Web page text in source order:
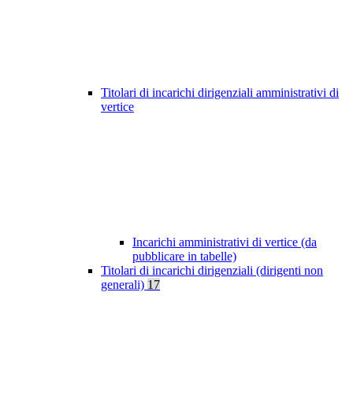
Titolari di incarichi dirigenziali amministrativi di
vertice
Incarichi amministrativi di vertice (da
pubblicare in tabelle)
Titolari di incarichi dirigenziali (dirigenti non
generali) 17